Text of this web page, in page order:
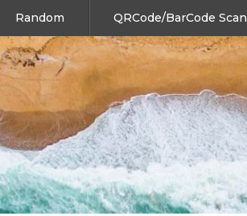
Random QRCode/BarCode Scan